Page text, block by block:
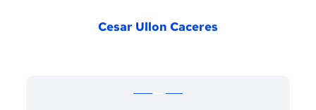
Cesar Ullon Caceres